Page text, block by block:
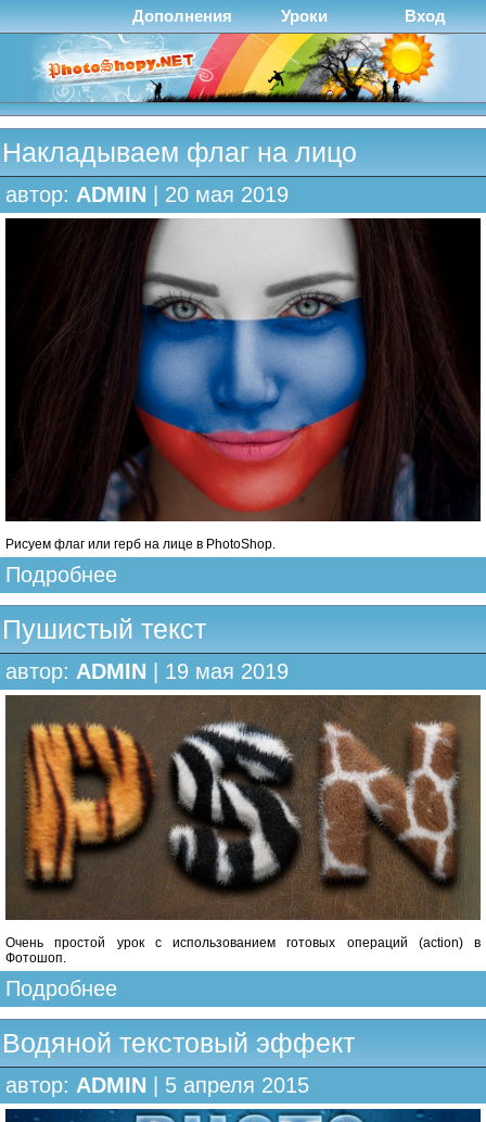
Дополнения Уроки Вход
Накладываем флаг на лицо
автор: ADMIN | 20 мая 2019
Рисуем флаг или герб на лице в PhotoShop.
Подробнее
Пушистый текст
автор: ADMIN | 19 мая 2019
Очень простой урок с использованием готовых операций (action) в
Фотошоп.
Подробнее
Водяной текстовый эффект
автор: ADMIN | 5 апреля 2015